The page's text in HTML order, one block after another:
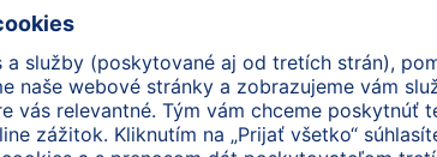
HiPP menu mäskom a zeleninou, alebo
alebo iným nápojom. Deti totiž začnú mať po
ovocný BIO príkrm s